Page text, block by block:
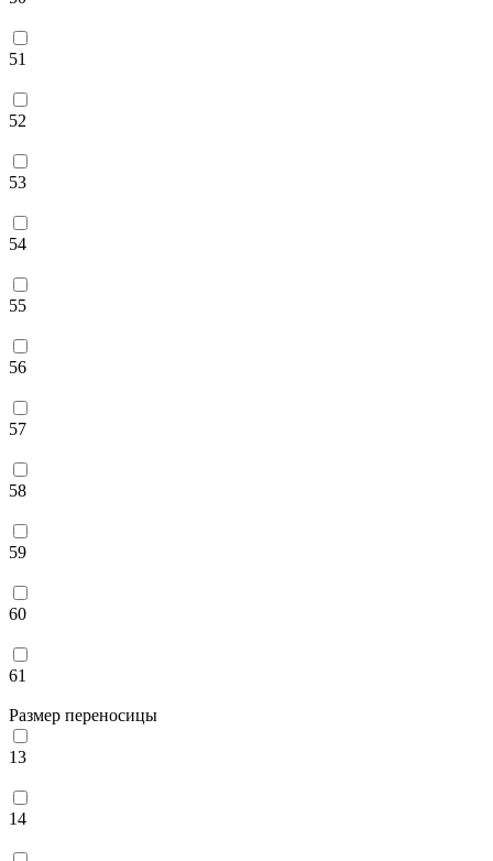
51
52
53
54
55
56
57
58
59
60
61
Размер переносицы
13
14